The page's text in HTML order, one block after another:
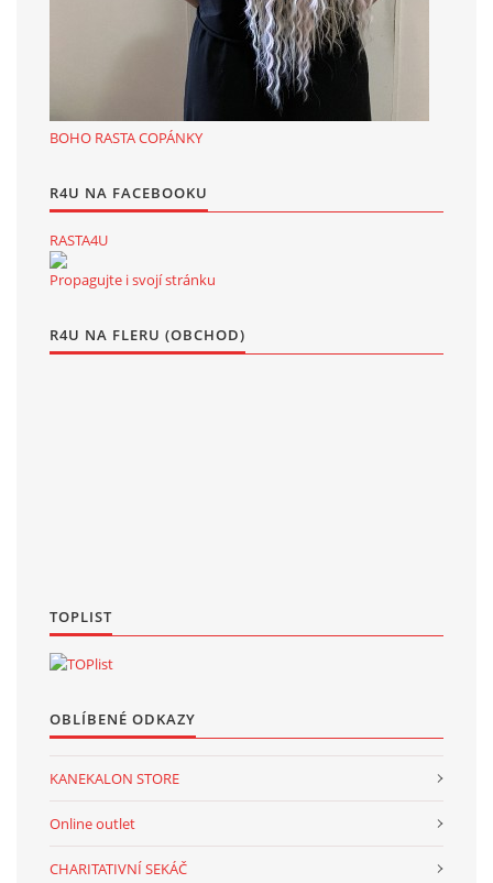
BOHO RASTA COPÁNKY
R4U NA FACEBOOKU
RASTA4U
Propagujte i svojí stránku
R4U NA FLERU (OBCHOD)
TOPLIST
OBLÍBENÉ ODKAZY
KANEKALON STORE
Online outlet
CHARITATIVNÍ SEKÁČ